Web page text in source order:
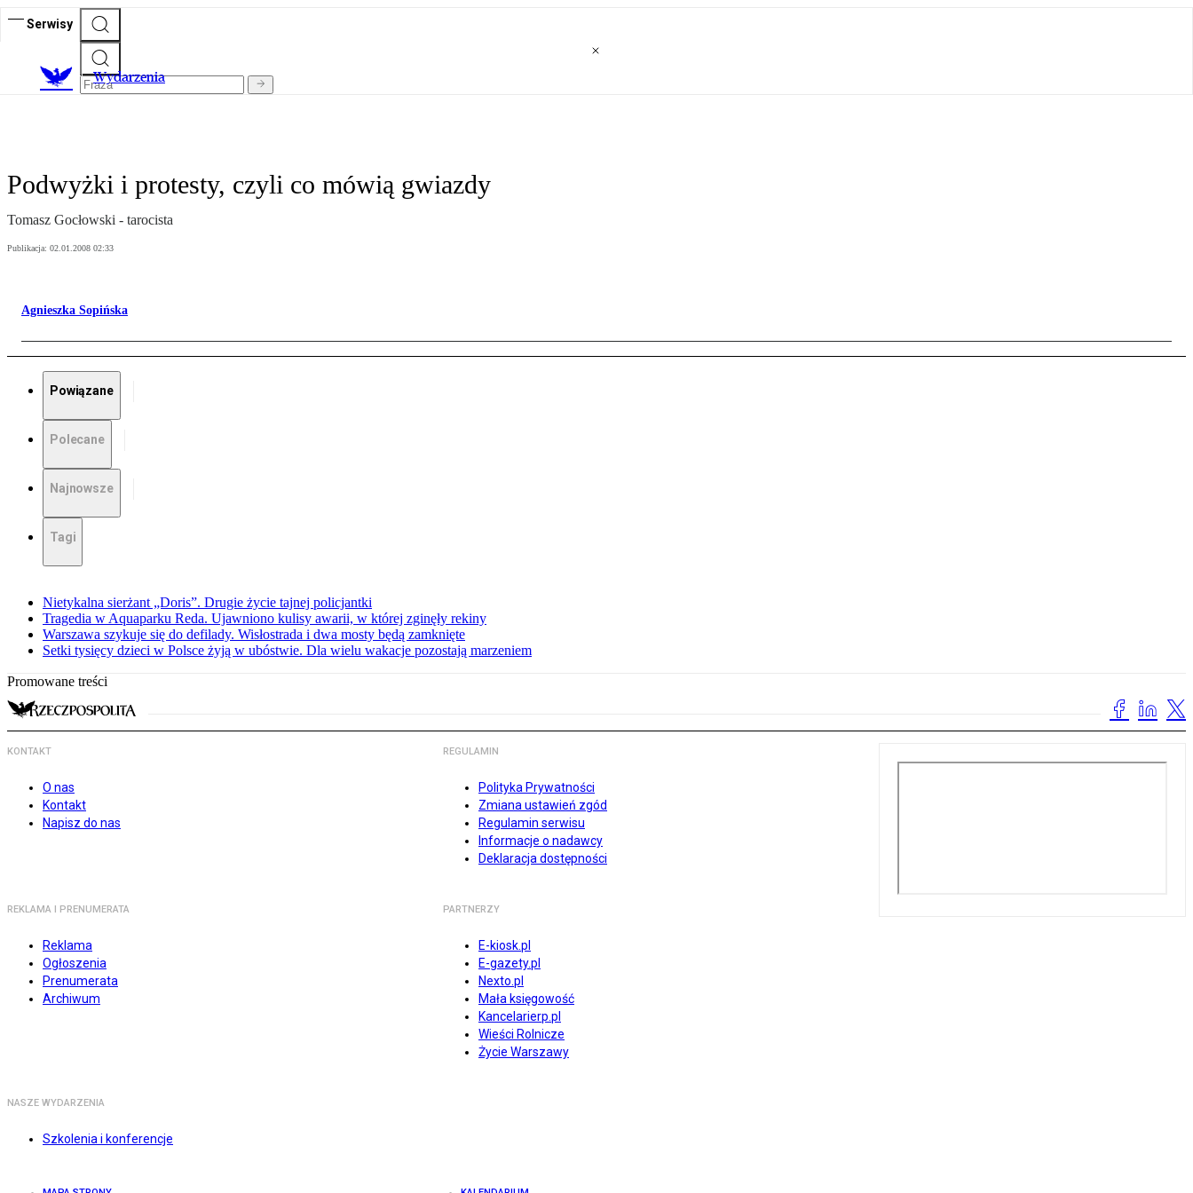
Serwisy
Wydarzenia
Podwyżki i protesty, czyli co mówią gwiazdy
Tomasz Gocłowski - tarocista
Publikacja: 02.01.2008 02:33
Agnieszka Sopińska
Powiązane
Polecane
Najnowsze
Tagi
Nietykalna sierżant „Doris”. Drugie życie tajnej policjantki
Tragedia w Aquaparku Reda. Ujawniono kulisy awarii, w której zginęły rekiny
Warszawa szykuje się do defilady. Wisłostrada i dwa mosty będą zamknięte
Setki tysięcy dzieci w Polsce żyją w ubóstwie. Dla wielu wakacje pozostają marzeniem
Promowane treści
KONTAKT
O nas
Kontakt
Napisz do nas
REGULAMIN
Polityka Prywatności
Zmiana ustawień zgód
Regulamin serwisu
Informacje o nadawcy
Deklaracja dostępności
REKLAMA I PRENUMERATA
Reklama
Ogłoszenia
Prenumerata
Archiwum
PARTNERZY
E-kiosk.pl
E-gazety.pl
Nexto.pl
Mała księgowość
Kancelarierp.pl
Wieści Rolnicze
Życie Warszawy
NASZE WYDARZENIA
Szkolenia i konferencje